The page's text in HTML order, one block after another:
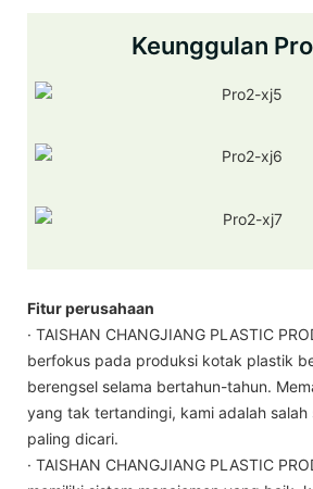
Keunggulan
Fitur perusahaan
· TAISHAN CHANGJIANG PLASTIC
berfokus pada produksi kotak plastik
berengsel selama bertahun-tahun.
yang tak tertandingi, kami adalah
paling dicari.
· TAISHAN CHANGJIANG PLASTIC